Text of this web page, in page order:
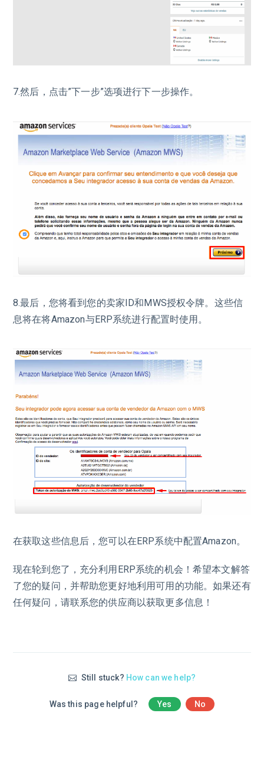
7.然后，点击”下一步”选项进行下一步操作。
8.最后，您将看到您的卖家ID和MWS授权令牌。这些信
息将在将Amazon与ERP系统进行配置时使用。
在获取这些信息后，您可以在ERP系统中配置Amazon。
现在轮到您了，充分利用ERP系统的机会！希望本文解答
了您的疑问，并帮助您更好地利用可用的功能。如果还有
任何疑问，请联系您的供应商以获取更多信息！
Still stuck? How can we help?
Was this page helpful? Yes No